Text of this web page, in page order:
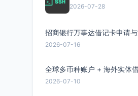
2026-07-28
招商银行万事达借记卡申请
2026-07-16
2026-07-10